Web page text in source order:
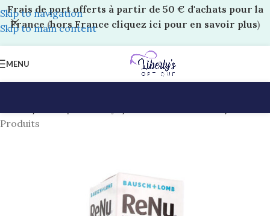
Skip to navigation
Skip to main content
Frais de port offerts à partir de 50 € d'achats pour la
France(hors France cliquez ici pour en savoir plus)
MENU
Produits